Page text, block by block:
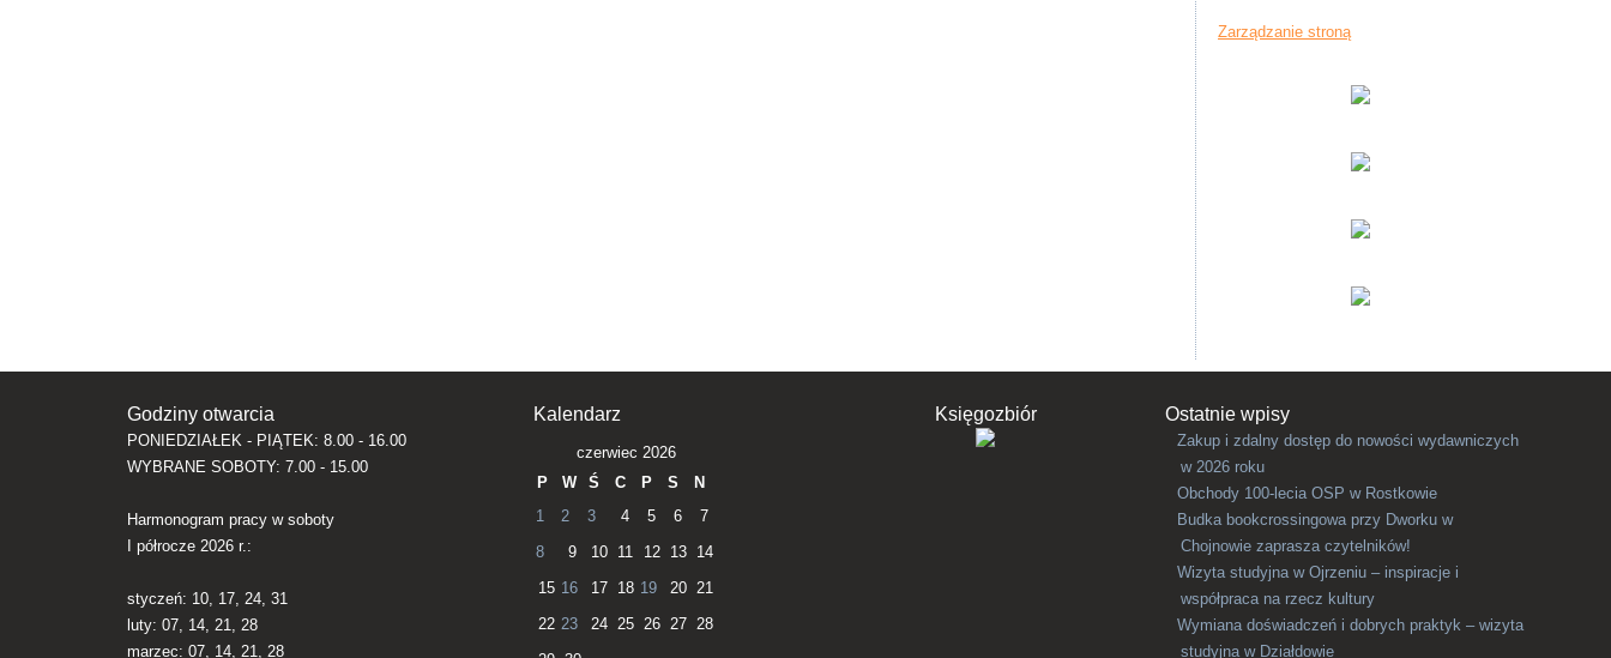
Zarządzanie stroną
Godziny otwarcia
PONIEDZIAŁEK - PIĄTEK: 8.00 - 16.00
WYBRANE SOBOTY: 7.00 - 15.00
Harmonogram pracy w soboty
I półrocze 2026 r.:
styczeń: 10, 17, 24, 31
luty: 07, 14, 21, 28
marzec: 07, 14, 21, 28
Kalendarz
czerwiec 2026
P
W Ś C P S
N
1
2 3 4 5 6
7
8
9 10 11 12 13
14
15 16 17 18 19 20 21
22 23 24 25 26 27 28
Księgozbiór Ostatnie wpisy
Zakup i zdalny dostęp do nowości wydawniczych
w 2026 roku
Obchody 100-lecia OSP w Rostkowie
Budka bookcrossingowa przy Dworku w
Chojnowie zaprasza czytelników!
Wizyta studyjna w Ojrzeniu – inspiracje i
współpraca na rzecz kultury
Wymiana doświadczeń i dobrych praktyk – wizyta
studyjna w Działdowie